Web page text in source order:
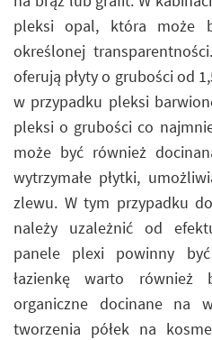
pleksi opal, która może
określonej
oferują płyty o grubości od
w przypadku pleksi
pleksi o grubości co
może być również
wytrzymałe płytki,
zlewu. W tym przypadku
należy uzależnić od
panele plexi powinny
łazienkę warto również
organiczne docinane na
tworzenia półek na